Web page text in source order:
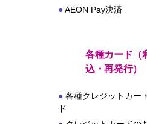
AEON Pay決済
各種カード（
込・再発行）
各種クレジットカー
ド